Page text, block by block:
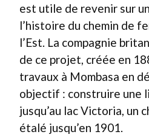
est utile de revenir sur
l’histoire du chemin de
l’Est. La compagnie
de ce projet, créée en
travaux à Mombasa en
objectif : construire une
jusqu’au lac Victoria, un
étalé jusqu’en 1901.